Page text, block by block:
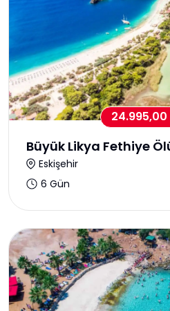
24.995,00
Büyük Likya Fethiye
Eskişehir
6 Gün